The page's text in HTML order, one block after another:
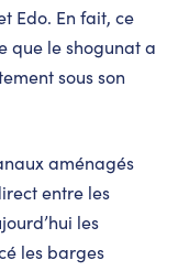
Edo. En fait, ce
que le shogunat a
sous son
aménagés
entre les
les
les barges